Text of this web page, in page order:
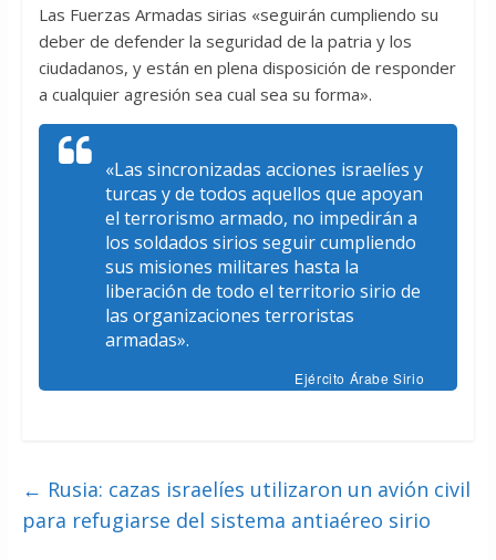
Las Fuerzas Armadas sirias «seguirán cumpliendo su
deber de defender la seguridad de la patria y los
ciudadanos, y están en plena disposición de responder
a cualquier agresión sea cual sea su forma».
«Las sincronizadas acciones israelíes y
turcas y de todos aquellos que apoyan
el terrorismo armado, no impedirán a
los soldados sirios seguir cumpliendo
sus misiones militares hasta la
liberación de todo el territorio sirio de
las organizaciones terroristas
armadas».
Ejército Árabe Sirio
← Rusia: cazas israelíes utilizaron un avión civil
para refugiarse del sistema antiaéreo sirio